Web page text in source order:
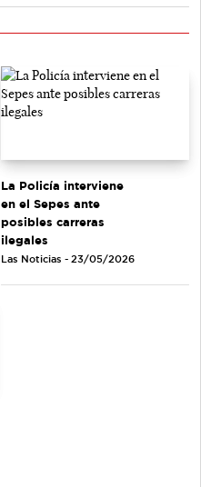
La Policía interviene
en el Sepes ante
posibles carreras
ilegales
Las Noticias - 23/05/2026